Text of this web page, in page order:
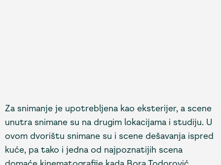
Za snimanje je upotrebljena kao eksterijer, a scene
unutra snimane su na drugim lokacijama i studiju. U
ovom dvorištu snimane su i scene dešavanja ispred
kuće, pa tako i jedna od najpoznatijih scena